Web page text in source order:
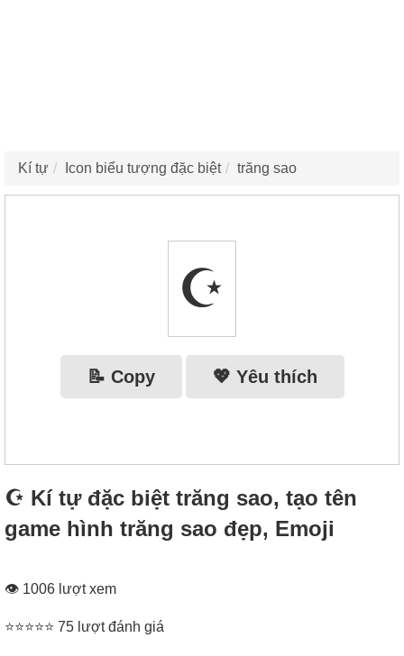
Kí tự Icon biểu tượng đặc biệt trăng sao
☪️
📝 Copy 💖 Yêu thích
☪️ Kí tự đặc biệt trăng sao, tạo tên
game hình trăng sao đẹp, Emoji
👁 1006 lượt xem
⭐⭐⭐⭐⭐ 75 lượt đánh giá